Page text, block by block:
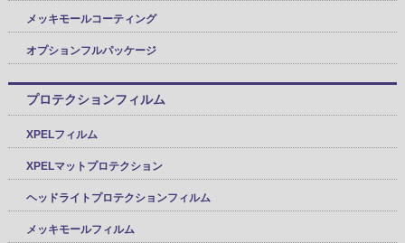
メッキモールコーティング
オプションフルパッケージ
プロテクションフィルム
XPELフィルム
XPELマットプロテクション
ヘッドライトプロテクションフィルム
メッキモールフィルム